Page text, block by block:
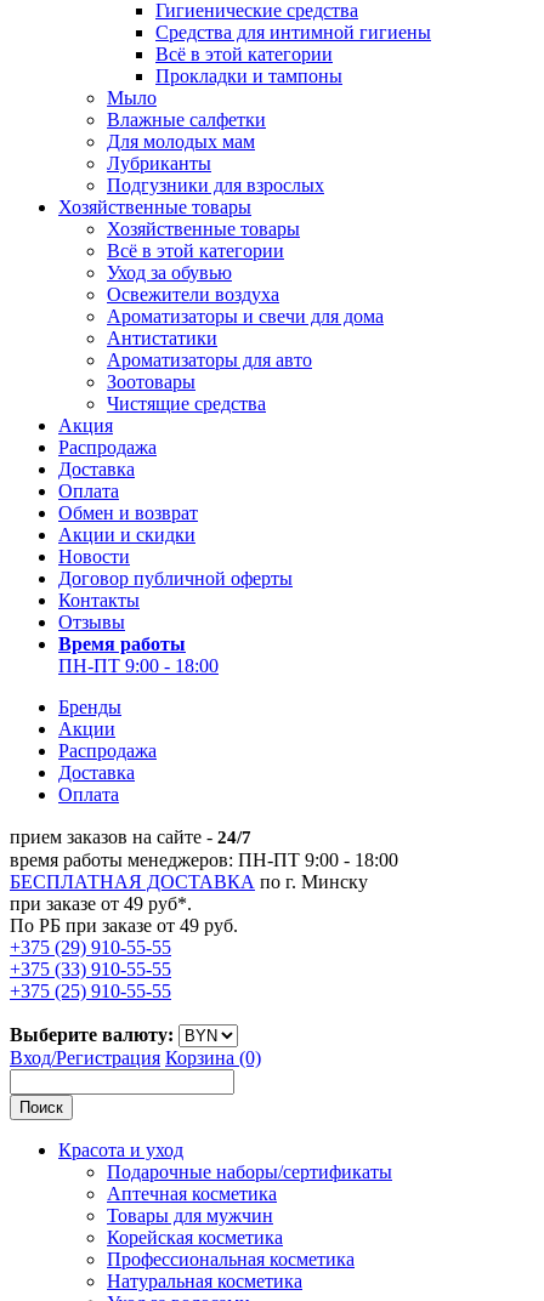
Гигиенические средства
Средства для интимной гигиены
Всё в этой категории
Прокладки и тампоны
Мыло
Влажные салфетки
Для молодых мам
Лубриканты
Подгузники для взрослых
Хозяйственные товары
Хозяйственные товары
Всё в этой категории
Уход за обувью
Освежители воздуха
Ароматизаторы и свечи для дома
Антистатики
Ароматизаторы для авто
Зоотовары
Чистящие средства
Акция
Распродажа
Доставка
Оплата
Обмен и возврат
Акции и скидки
Новости
Договор публичной оферты
Контакты
Отзывы
Время работы
ПН-ПТ 9:00 - 18:00
Бренды
Акции
Распродажа
Доставка
Оплата
прием заказов на сайте - 24/7
время работы менеджеров: ПН-ПТ 9:00 - 18:00
БЕСПЛАТНАЯ ДОСТАВКА по г. Минску
при заказе от 49 руб*.
По РБ при заказе от 49 руб.
+375 (29) 910-55-55
+375 (33) 910-55-55
+375 (25) 910-55-55
Выберите валюту:
Вход/Регистрация Корзина (0)
Поиск
Красота и уход
Подарочные наборы/сертификаты
Аптечная косметика
Товары для мужчин
Корейская косметика
Профессиональная косметика
Натуральная косметика